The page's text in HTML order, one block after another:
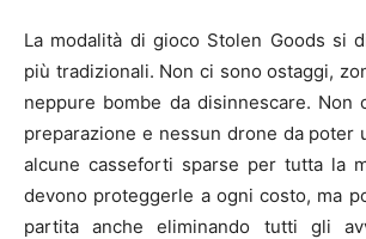
La modalità di gioco Stolen Goods si
più tradizionali. Non ci sono ostaggi,
neppure bombe da disinnescare. Non
preparazione e nessun drone da poter
alcune casseforti sparse per tutta la
devono proteggerle a ogni costo, ma
partita anche eliminando tutti gli